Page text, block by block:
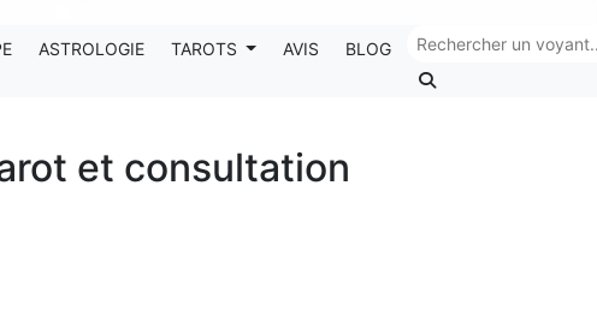
ASTROLOGIE TAROTS AVIS BLOG
et consultation